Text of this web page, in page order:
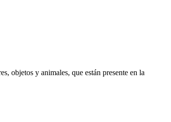
objetos y animales, que están presente en la